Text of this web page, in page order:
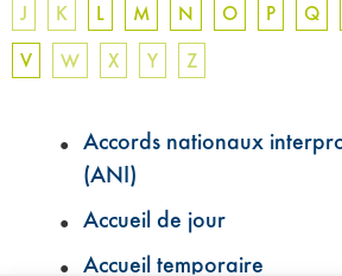
J
K L M N O P Q
V
W X Y Z
Accords nationaux
(ANI)
Accueil de jour
Accueil temporaire